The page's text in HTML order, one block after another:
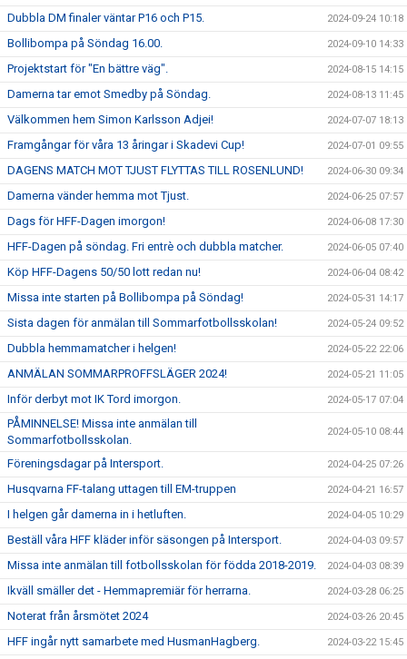
Dubbla DM finaler väntar P16 och P15. 2024-09-24 10:18
Bollibompa på Söndag 16.00. 2024-09-10 14:33
Projektstart för "En bättre väg". 2024-08-15 14:15
Damerna tar emot Smedby på Söndag. 2024-08-13 11:45
Välkommen hem Simon Karlsson Adjei! 2024-07-07 18:13
Framgångar för våra 13 åringar i Skadevi Cup! 2024-07-01 09:55
DAGENS MATCH MOT TJUST FLYTTAS TILL ROSENLUND! 2024-06-30 09:34
Damerna vänder hemma mot Tjust. 2024-06-25 07:57
Dags för HFF-Dagen imorgon! 2024-06-08 17:30
HFF-Dagen på söndag. Fri entrè och dubbla matcher. 2024-06-05 07:40
Köp HFF-Dagens 50/50 lott redan nu! 2024-06-04 08:42
Missa inte starten på Bollibompa på Söndag! 2024-05-31 14:17
Sista dagen för anmälan till Sommarfotbollsskolan! 2024-05-24 09:52
Dubbla hemmamatcher i helgen! 2024-05-22 22:06
ANMÄLAN SOMMARPROFFSLÄGER 2024! 2024-05-21 11:05
Inför derbyt mot IK Tord imorgon. 2024-05-17 07:04
PÅMINNELSE! Missa inte anmälan till
Sommarfotbollsskolan.
2024-05-10 08:44
Föreningsdagar på Intersport. 2024-04-25 07:26
Husqvarna FF-talang uttagen till EM-truppen 2024-04-21 16:57
I helgen går damerna in i hetluften. 2024-04-05 10:29
Beställ våra HFF kläder inför säsongen på Intersport. 2024-04-03 09:57
Missa inte anmälan till fotbollsskolan för födda 2018-2019. 2024-04-03 08:39
Ikväll smäller det - Hemmapremiär för herrarna. 2024-03-28 06:25
Noterat från årsmötet 2024 2024-03-26 20:45
HFF ingår nytt samarbete med HusmanHagberg. 2024-03-22 15:45